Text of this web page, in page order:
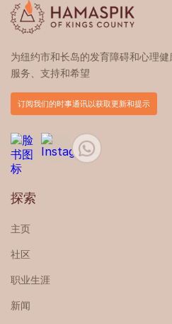
为纽约市和长岛的发育障碍和心理
服务、支持和希望
订阅我们的时事通讯以获取更新和提示
探索
主页
社区
职业生涯
新闻